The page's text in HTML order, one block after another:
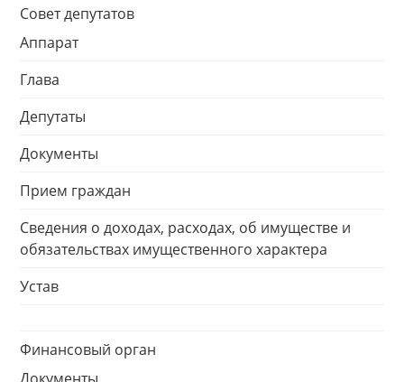
Совет депутатов
Аппарат
Глава
Депутаты
Документы
Прием граждан
Сведения о доходах, расходах, об имуществе и
обязательствах имущественного характера
Устав
Финансовый орган